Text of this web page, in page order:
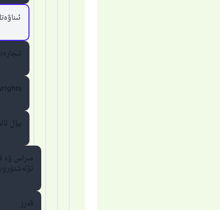
پۇل
مىراس ۋە
قەرز